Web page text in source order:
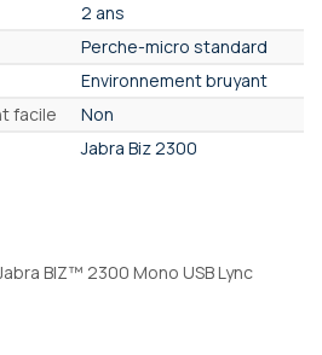
2 ans
Perche-micro standard
Environnement bruyant
facile
Non
Jabra Biz 2300
BIZ™ 2300 Mono USB Lync